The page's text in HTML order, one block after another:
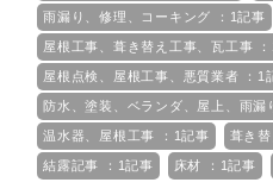
雨漏り、修理、コーキング ：1記事
屋根工事、葺き替え工事、瓦工事
屋根点検、屋根工事、悪質業者 ：1
防水、塗装、ベランダ、屋上、雨漏
温水器、屋根工事 ：1記事 葺き
結露記事 ：1記事 床材 ：1記事